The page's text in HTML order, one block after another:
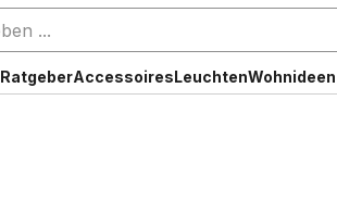
RatgeberAccessoiresLeuchtenWohnideen